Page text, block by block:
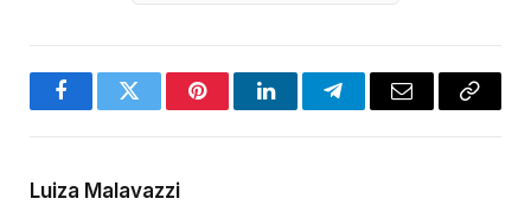
FacebookTwitter PinterestLinkedInTelegramEmail
Copy
Luiza Malavazzi